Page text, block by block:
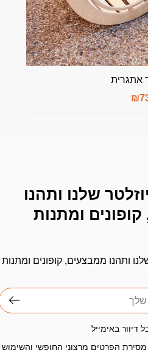
אתגרית
₪
שלנו ותהנו
ומתנות
ותהנו ממבצעים, קופונים ומתנות
דיוור באימייל
הפרטים מרצוני החופשי והשימוש